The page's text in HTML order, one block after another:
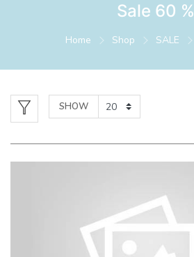
Sale 60 %
Home Shop SALE
SHOW